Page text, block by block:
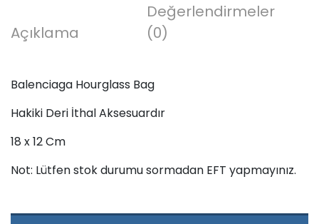
Açıklama
Değerlendirmeler
(0)
Balenciaga Hourglass Bag
Hakiki Deri İthal Aksesuardır
18 x 12 Cm
Not: Lütfen stok durumu sormadan EFT yapmayınız.